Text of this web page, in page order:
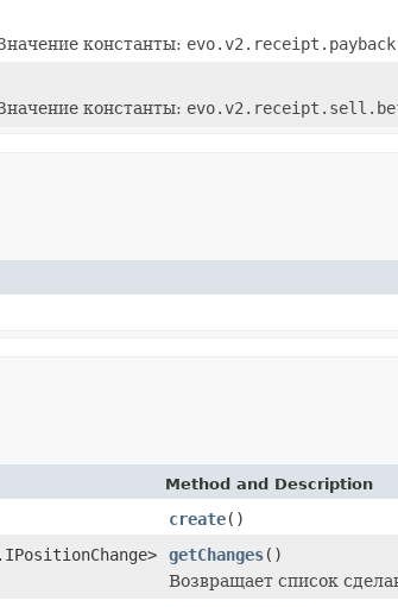
константы:
константы:
Method and Description
create()
getChanges()
Возвращает список